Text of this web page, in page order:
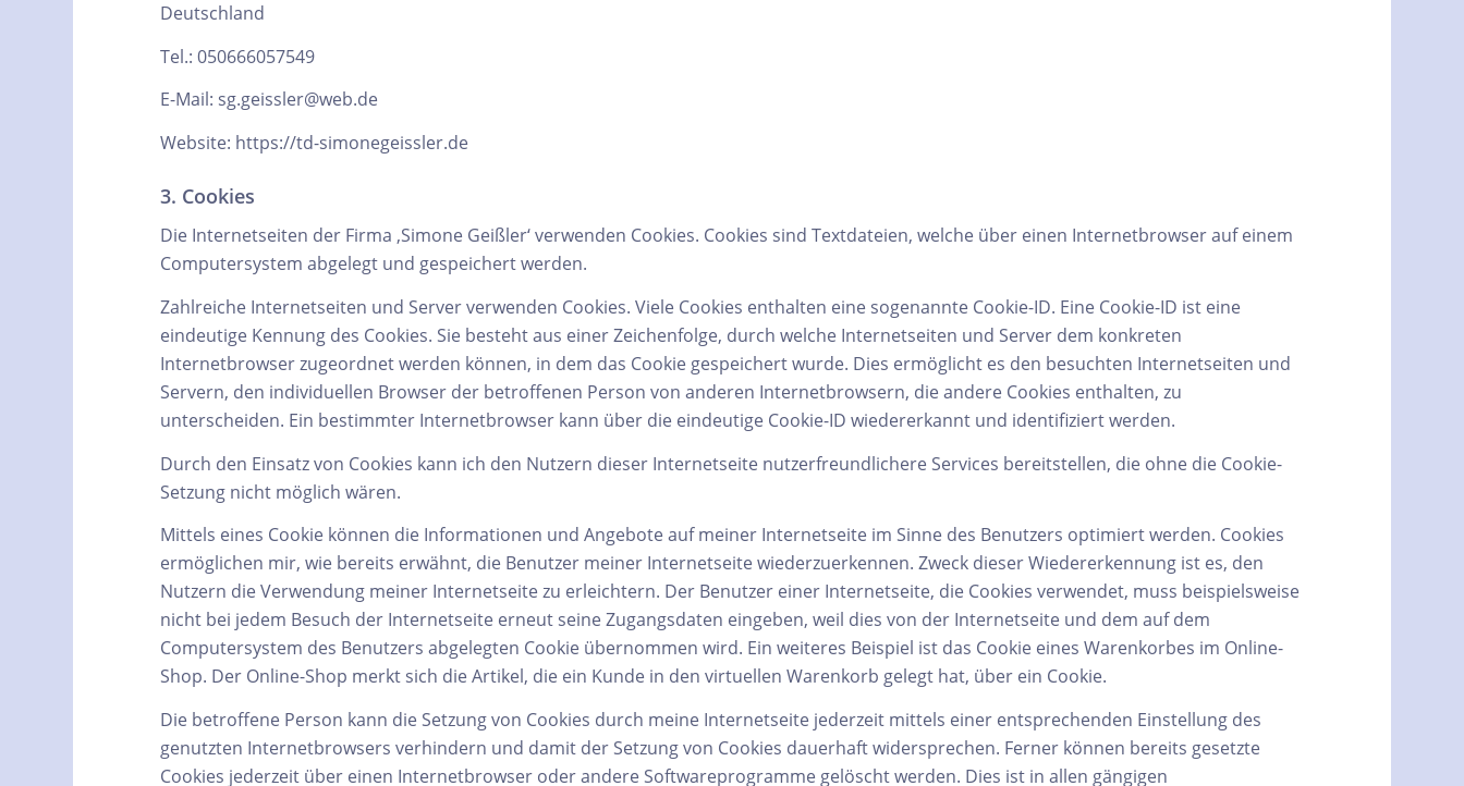
Deutschland
Tel.: 050666057549
E-Mail: sg.geissler@web.de
Website: https://td-simonegeissler.de
3. Cookies
Die Internetseiten der Firma ‚Simone Geißler‘ verwenden Cookies. Cookies sind Textdateien, welche über einen Internetbrowser auf einem
Computersystem abgelegt und gespeichert werden.
Zahlreiche Internetseiten und Server verwenden Cookies. Viele Cookies enthalten eine sogenannte Cookie-ID. Eine Cookie-ID ist eine
eindeutige Kennung des Cookies. Sie besteht aus einer Zeichenfolge, durch welche Internetseiten und Server dem konkreten
Internetbrowser zugeordnet werden können, in dem das Cookie gespeichert wurde. Dies ermöglicht es den besuchten Internetseiten und
Servern, den individuellen Browser der betroffenen Person von anderen Internetbrowsern, die andere Cookies enthalten, zu
unterscheiden. Ein bestimmter Internetbrowser kann über die eindeutige Cookie-ID wiedererkannt und identifiziert werden.
Durch den Einsatz von Cookies kann ich den Nutzern dieser Internetseite nutzerfreundlichere Services bereitstellen, die ohne die Cookie-
Setzung nicht möglich wären.
Mittels eines Cookie können die Informationen und Angebote auf meiner Internetseite im Sinne des Benutzers optimiert werden. Cookies
ermöglichen mir, wie bereits erwähnt, die Benutzer meiner Internetseite wiederzuerkennen. Zweck dieser Wiedererkennung ist es, den
Nutzern die Verwendung meiner Internetseite zu erleichtern. Der Benutzer einer Internetseite, die Cookies verwendet, muss beispielsweise
nicht bei jedem Besuch der Internetseite erneut seine Zugangsdaten eingeben, weil dies von der Internetseite und dem auf dem
Computersystem des Benutzers abgelegten Cookie übernommen wird. Ein weiteres Beispiel ist das Cookie eines Warenkorbes im Online-
Shop. Der Online-Shop merkt sich die Artikel, die ein Kunde in den virtuellen Warenkorb gelegt hat, über ein Cookie.
Die betroffene Person kann die Setzung von Cookies durch meine Internetseite jederzeit mittels einer entsprechenden Einstellung des
genutzten Internetbrowsers verhindern und damit der Setzung von Cookies dauerhaft widersprechen. Ferner können bereits gesetzte
Cookies jederzeit über einen Internetbrowser oder andere Softwareprogramme gelöscht werden. Dies ist in allen gängigen